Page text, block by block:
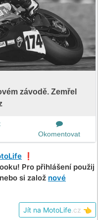
závodě. Zemřel
Okomentovat
❗️
Pro přihlášení použij
si založ nové
Jít na MotoLife .cz 👈